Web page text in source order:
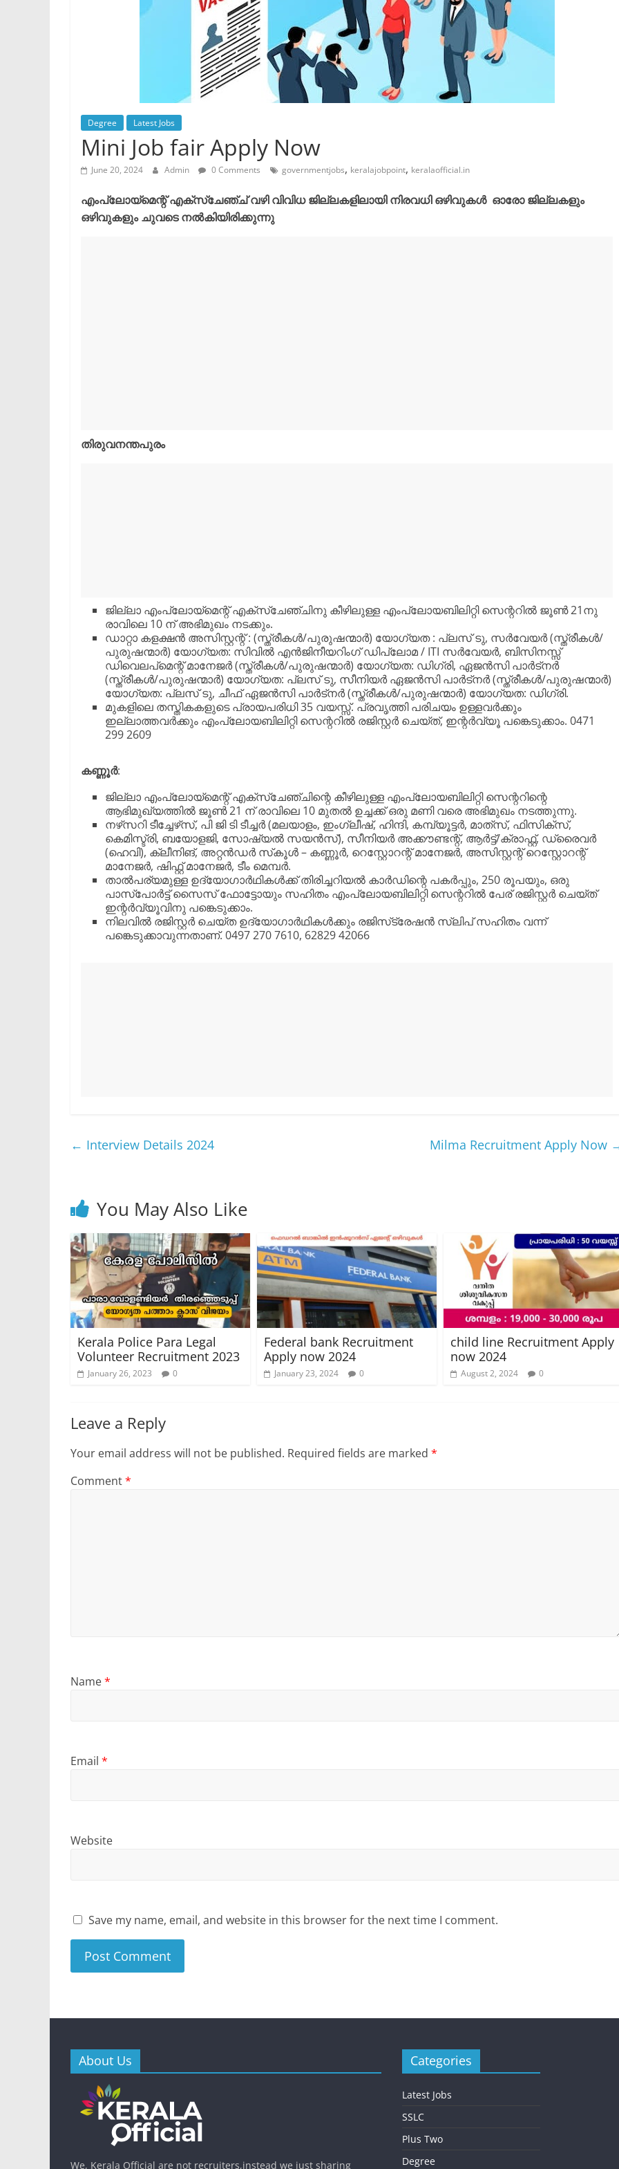
Degree Latest Jobs
Mini Job fair Apply Now
June 20, 2024 Admin 0 Comments governmentjobs, keralajobpoint, keralaofficial.in
എംപ്ലോയ്മെന്റ് എക്സ്ചേഞ്ച് വഴി വിവിധ ജില്ലകളിലായി നിരവധി ഒഴിവുകൾ ഓരോ ജില്ലകളും
ഒഴിവുകളും ചുവടെ നൽകിയിരിക്കുന്നു
തിരുവനന്തപുരം
ജില്ലാ എംപ്ലോയ്മെന്റ് എക്‌സ്‌ചേഞ്ചിനു കീഴിലുള്ള എംപ്ലോയബിലിറ്റി സെന്ററിൽ ജൂൺ 21നു
രാവിലെ 10 ന് അഭിമുഖം നടക്കും.
ഡാറ്റാ കളക്ഷൻ അസിസ്റ്റന്റ് : (സ്ത്രീകൾ/പുരുഷന്മാർ) യോഗ്യത : പ്ലസ് ടു, സർവേയർ (സ്ത്രീകൾ/
പുരുഷന്മാർ) യോഗ്യത: സിവിൽ എൻജിനീയറിംഗ് ഡിപ്ലോമ / ITI സർവേയർ, ബിസിനസ്സ്
ഡിവെലപ്മെന്റ് മാനേജർ (സ്ത്രീകൾ/പുരുഷന്മാർ) യോഗ്യത: ഡിഗ്രി, ഏജൻസി പാർട്‌നർ
(സ്ത്രീകൾ/പുരുഷന്മാർ) യോഗ്യത: പ്ലസ് ടു, സീനിയർ ഏജൻസി പാർട്‌നർ (സ്ത്രീകൾ/പുരുഷന്മാർ)
യോഗ്യത: പ്ലസ് ടു, ചീഫ് ഏജൻസി പാർട്‌നർ (സ്ത്രീകൾ/പുരുഷന്മാർ) യോഗ്യത: ഡിഗ്രി.
മുകളിലെ തസ്തികകളുടെ പ്രായപരിധി 35 വയസ്സ്. പ്രവൃത്തി പരിചയം ഉള്ളവർക്കും
ഇല്ലാത്തവർക്കും എംപ്ലോയബിലിറ്റി സെന്ററിൽ രജിസ്റ്റർ ചെയ്ത്, ഇന്റർവ്യൂ പങ്കെടുക്കാം. 0471
299 2609
കണ്ണൂർ:
ജില്ലാ എംപ്ലോയ്‌മെന്റ് എക്‌സ്‌ചേഞ്ചിന്റെ കീഴിലുള്ള എംപ്ലോയബിലിറ്റി സെന്ററിന്റെ
ആഭിമുഖ്യത്തില്‍ ജൂണ്‍ 21 ന് രാവിലെ 10 മുതല്‍ ഉച്ചക്ക് ഒരു മണി വരെ അഭിമുഖം നടത്തുന്നു.
നഴ്‌സറി ടീച്ചേഴ്‌സ്, പി ജി ടി ടീച്ചര്‍ (മലയാളം, ഇംഗ്ലീഷ്, ഹിന്ദി, കമ്പ്യൂട്ടര്‍, മാത്‌സ്, ഫിസിക്‌സ്,
കെമിസ്ട്രി, ബയോളജി, സോഷ്യല്‍ സയന്‍സ്), സീനിയര്‍ അക്കൗണ്ടന്റ്, ആര്‍ട്ട്/ക്രാഫ്റ്റ്, ഡ്രൈവര്‍
(ഹെവി), ക്ലീനിങ്, അറ്റന്‍ഡര്‍ സ്‌കൂള്‍ – കണ്ണൂര്‍, റെസ്റ്റോറന്റ് മാനേജര്‍, അസിസ്റ്റന്റ് റെസ്റ്റോറന്റ്
മാനേജര്‍, ഷിഫ്റ്റ് മാനേജര്‍, ടീം മെമ്പര്‍.
താല്‍പര്യമുള്ള ഉദ്യോഗാര്‍ഥികള്‍ക്ക് തിരിച്ചറിയല്‍ കാര്‍ഡിന്റെ പകര്‍പ്പും, 250 രൂപയും, ഒരു
പാസ്‌പോര്‍ട്ട് സൈസ് ഫോട്ടോയും സഹിതം എംപ്ലോയബിലിറ്റി സെന്ററില്‍ പേര് രജിസ്റ്റര്‍ ചെയ്ത്
ഇന്റര്‍വ്യൂവിനു പങ്കെടുക്കാം.
നിലവില്‍ രജിസ്റ്റര്‍ ചെയ്ത ഉദ്യോഗാര്‍ഥികള്‍ക്കും രജിസ്‌ട്രേഷന്‍ സ്ലിപ് സഹിതം വന്ന്
പങ്കെടുക്കാവുന്നതാണ്. 0497 270 7610, 62829 42066
← Interview Details 2024 Milma Recruitment Apply Now
You May Also Like
Kerala Police Para Legal
Volunteer Recruitment 2023
January 26, 2023 0
Federal bank Recruitment
Apply now 2024
January 23, 2024 0
child line Recruitment Apply
now 2024
August 2, 2024 0
Leave a Reply
Your email address will not be published. Required fields are marked *
Comment*
Name*
Email *
Website
Save my name, email, and website in this browser for the next time I comment.
About Us
We, Kerala Official are not recruiters,instead we just sharing
Categories
Latest Jobs
SSLC
Plus Two
Degree